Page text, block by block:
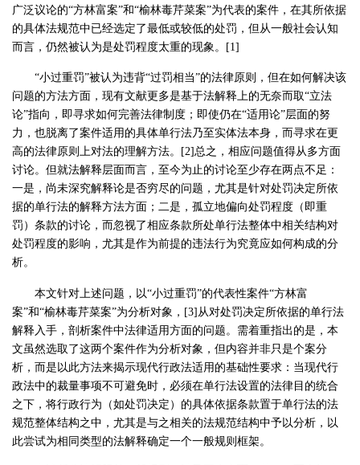
广泛议论的“方林富案”和“榆林毒芹菜案”为代表的案件，在其所依据
的具体法规范中已经选定了最低或较低的处罚，但从一般社会认知
而言，仍然被认为是处罚程度太重的现象。[1]
“小过重罚”被认为违背“过罚相当”的法律原则，但在如何解决该
问题的方法方面，现有文献更多是基于法解释上的无奈而取“立法
论”指向，即寻求如何完善法律制度；即使仍在“适用论”层面的努
力，也脱离了案件适用的具体单行法乃至实体法本身，而寻求在更
高的法律原则上对法的理解方法。[2]总之，相应问题值得从多方面
讨论。但就法解释层面而言，至今为止的讨论至少存在两点不足：
一是，尚未深究解释论是否穷尽的问题，尤其是针对处罚决定所依
据的单行法的解释方法方面；二是，孤立地偏向处罚程度（即重
罚）条款的讨论，而忽视了相应条款所处单行法整体中相关结构对
处罚程度的影响，尤其是作为前提的违法行为究竟应如何构成的分
析。
本文针对上述问题，以“小过重罚”的代表性案件“方林富
案”和“榆林毒芹菜案”为分析对象，[3]从对处罚决定所依据的单行法
解释入手，剖析案件中法律适用方面的问题。需着重指出的是，本
文虽然选取了这两个案件作为分析对象，但内容并非只是个案分
析，而是以此方法来揭示现代行政法适用的基础性要求：当现代行
政法中的裁量事项不可避免时，必须在单行法设置的法律目的统合
之下，将行政行为（如处罚决定）的具体依据条款置于单行法的法
规范整体结构之中，尤其是与之相关的法规范结构中予以分析，以
此尝试为相同类型的法解释确定一个一般规则框架。